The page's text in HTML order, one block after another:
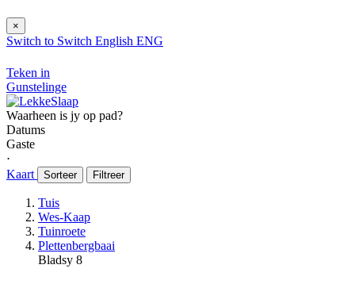
×
Switch to Switch English ENG
Teken in
Gunstelinge
Waarheen is jy op pad?
Datums
Gaste
⋅
Kaart
Sorteer Filtreer
Tuis
Wes-Kaap
Tuinroete
Plettenbergbaai
Bladsy 8